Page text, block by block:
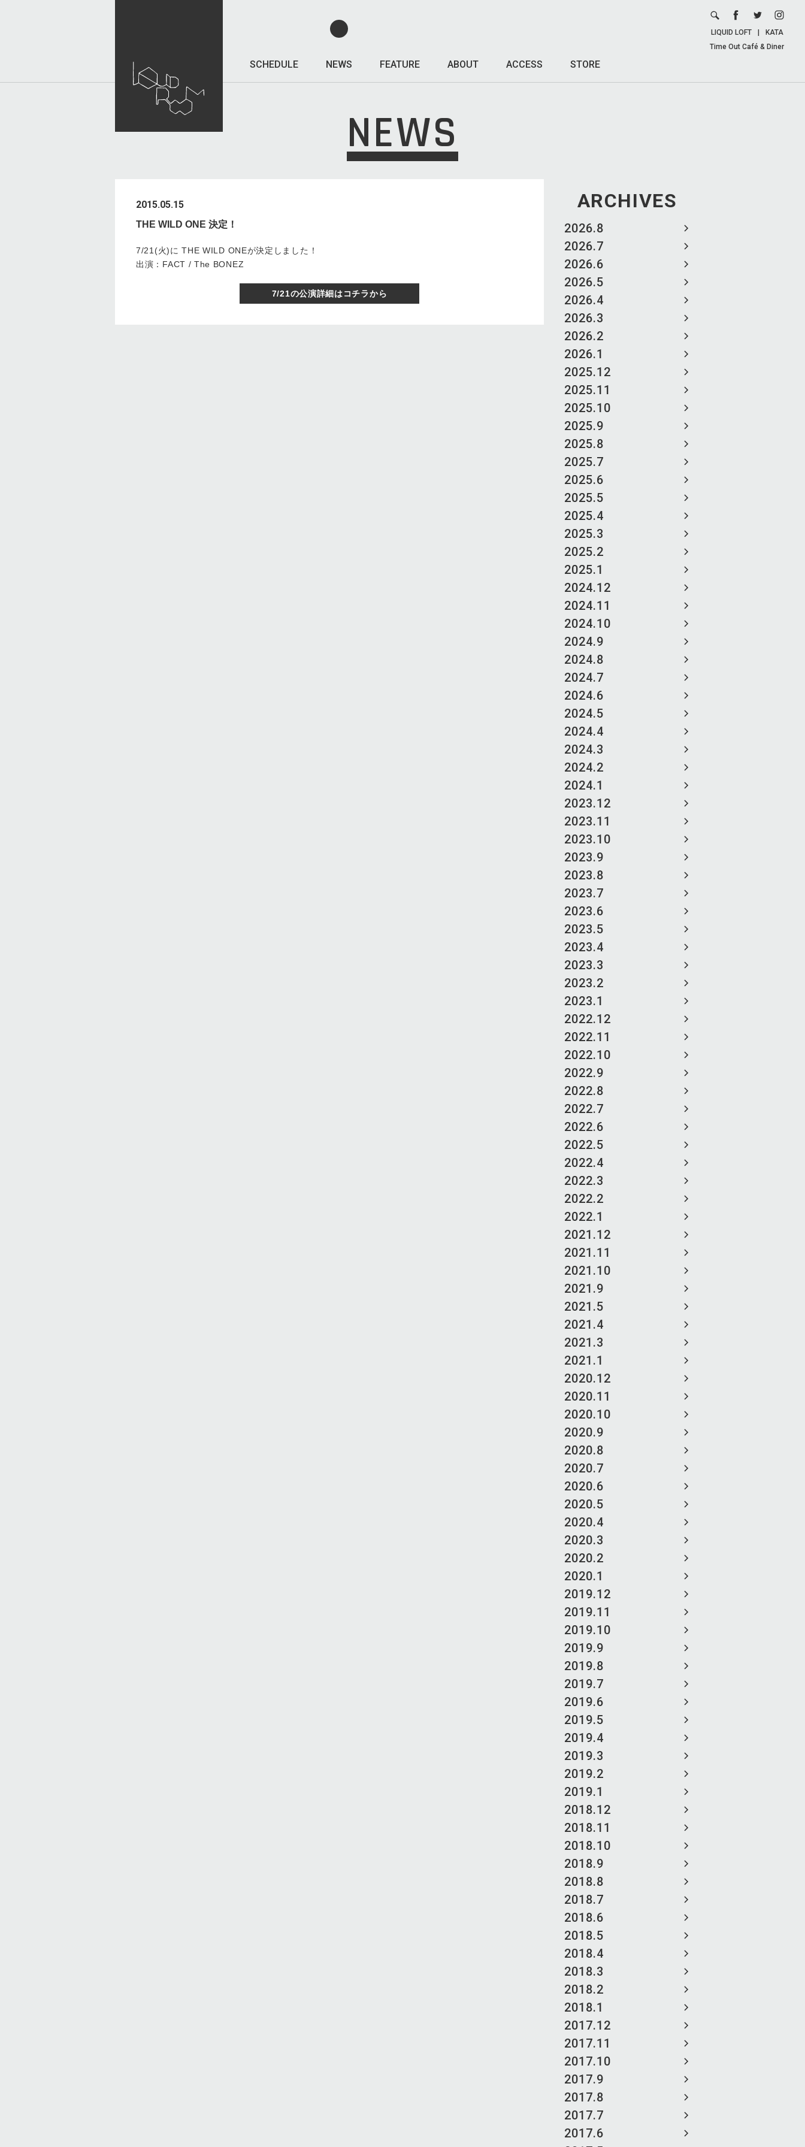
SCHEDULE NEWS FEATURE ABOUT ACCESS STORE
LIQUID LOFT
KATA
Time Out Café & Diner
NEWS
ARCHIVES
2026.8
2026.7
2026.6
2026.5
2026.4
2026.3
2026.2
2026.1
2025.12
2025.11
2025.10
2025.9
2025.8
2025.7
2025.6
2025.5
2025.4
2025.3
2025.2
2025.1
2024.12
2024.11
2024.10
2024.9
2024.8
2024.7
2024.6
2024.5
2024.4
2024.3
2024.2
2024.1
2023.12
2023.11
2023.10
2023.9
2023.8
2023.7
2023.6
2023.5
2023.4
2023.3
2023.2
2023.1
2022.12
2022.11
2022.10
2022.9
2022.8
2022.7
2022.6
2022.5
2022.4
2022.3
2022.2
2022.1
2021.12
2021.11
2021.10
2021.9
2021.5
2021.4
2021.3
2021.1
2020.12
2020.11
2020.10
2020.9
2020.8
2020.7
2020.6
2020.5
2020.4
2020.3
2020.2
2020.1
2019.12
2019.11
2019.10
2019.9
2019.8
2019.7
2019.6
2019.5
2019.4
2019.3
2019.2
2019.1
2018.12
2018.11
2018.10
2018.9
2018.8
2018.7
2018.6
2018.5
2018.4
2018.3
2018.2
2018.1
2017.12
2017.11
2017.10
2017.9
2017.8
2017.7
2017.6
2015.05.15
THE WILD ONE 決定！
7/21(火)に THE WILD ONEが決定しました！
出演：FACT / The BONEZ
7/21の公演詳細はコチラから